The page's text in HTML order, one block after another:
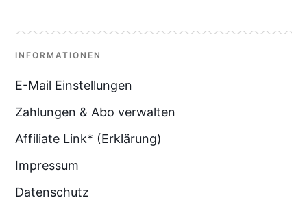
INFORMATIONEN
E-Mail Einstellungen
Zahlungen & Abo verwalten
Affiliate Link* (Erklärung)
Impressum
Datenschutz